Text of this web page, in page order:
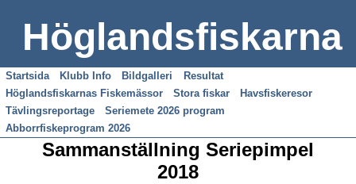
Höglandsfiskarna
Startsida Klubb Info Bildgalleri
Resultat
Höglandsfiskarnas Fiskemässor
Stora fiskar
Havsfiskeresor
Tävlingsreportage
Seriemete 2026 program
Abborrfiskeprogram 2026
Sammanställning Seriepimpel
2018